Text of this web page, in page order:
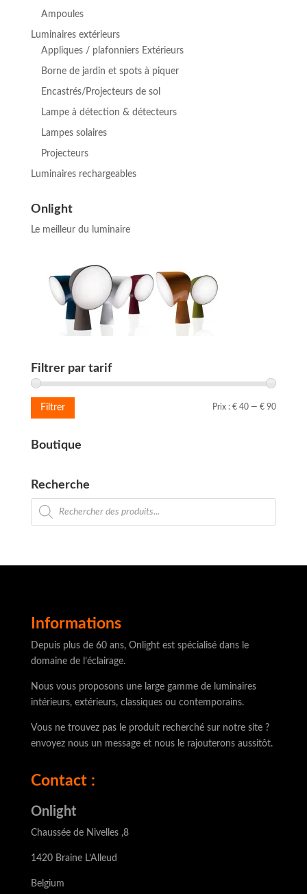
Ampoules
Luminaires extérieurs
Appliques / plafonniers Extérieurs
Borne de jardin et spots à piquer
Encastrés/Projecteurs de sol
Lampe à détection & détecteurs
Lampes solaires
Projecteurs
Luminaires rechargeables
Onlight
Le meilleur du luminaire
Filtrer par tarif
Prix
Prix
Filtrer Prix :€ 40 —€ 90
Boutique
Recherche
Recherche
de
produits
Informations
Depuis plus de 60 ans, Onlight est spécialisé dans le
domaine de l’éclairage.
Nous vous proposons une large gamme de luminaires
intérieurs, extérieurs, classiques ou contemporains.
Vous ne trouvez pas le produit recherché sur notre site ?
envoyez nous un message et nous le rajouterons aussitôt.
Contact :
Onlight
Chaussée de Nivelles ,8
1420 Braine L’Alleud
Belgium